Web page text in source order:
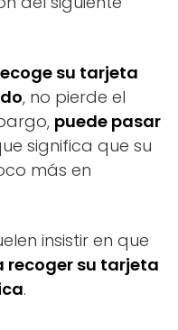
su tarjeta
, no pierde el
puede pasar
significa que su
más en
insistir en que
recoger su tarjeta
.